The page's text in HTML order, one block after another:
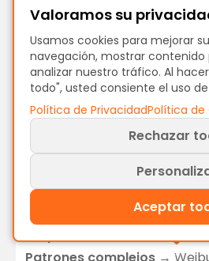
Lognormal y Weibull los
Normal o Triangular.
Ajuste al
proceso
Variación simétrica→
Variación acotada→
Sesgada a la derecha→
Valoramos su
Usamos cookies para mejorar
navegación, mostrar contenido
analizar nuestro tráfico. Al
todo", usted consiente el uso
Política de PrivacidadPolítica de
Rechazar
Aceptar